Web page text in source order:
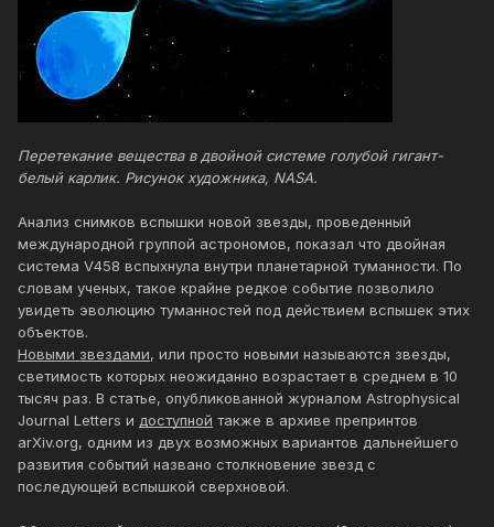
Перетекание вещества в двойной системе голубой гигант-
белый карлик. Рисунок художника, NASA.
Анализ снимков вспышки новой звезды, проведенный
международной группой астрономов, показал что двойная
система V458 вспыхнула внутри планетарной туманности. По
словам ученых, такое крайне редкое событие позволило
увидеть эволюцию туманностей под действием вспышек этих
объектов.
Новыми звездами, или просто новыми называются звезды,
светимость которых неожиданно возрастает в среднем в 10
тысяч раз. В статье, опубликованной журналом Astrophysical
Journal Letters и доступной также в архиве препринтов
arXiv.org, одним из двух возможных вариантов дальнейшего
развития событий названо столкновение звезд с
последующей вспышкой сверхновой.